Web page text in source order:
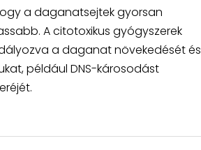
a daganatsejtek gyorsan
A citotoxikus gyógyszerek
a daganat növekedését és
például DNS-károsodást